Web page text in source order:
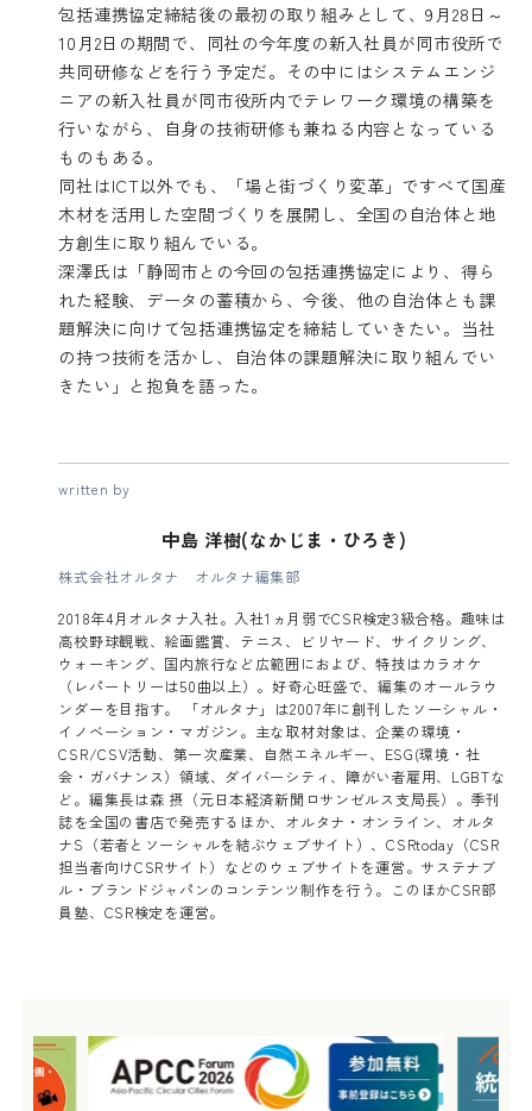
包括連携協定締結後の最初の取り組みとして、9月28日～
10月2日の期間で、同社の今年度の新入社員が同市役所で
共同研修などを行う予定だ。その中にはシステムエンジ
ニアの新入社員が同市役所内でテレワーク環境の構築を
行いながら、自身の技術研修も兼ねる内容となっている
ものもある。
同社はICT以外でも、「場と街づくり変革」ですべて国産
木材を活用した空間づくりを展開し、全国の自治体と地
方創生に取り組んでいる。
深澤氏は「静岡市との今回の包括連携協定により、得ら
れた経験、データの蓄積から、今後、他の自治体とも課
題解決に向けて包括連携協定を締結していきたい。当社
の持つ技術を活かし、自治体の課題解決に取り組んでい
きたい」と抱負を語った。
written by
中島 洋樹(なかじま・ひろき)
株式会社オルタナ オルタナ編集部
2018年4月オルタナ入社。入社1ヵ月弱でCSR検定3級合格。趣味は
高校野球観戦、絵画鑑賞、テニス、ビリヤード、サイクリング、
ウォーキング、国内旅行など広範囲におよび、特技はカラオケ
（レパートリーは50曲以上）。好奇心旺盛で、編集のオールラウ
ンダーを目指す。 「オルタナ」は2007年に創刊したソーシャル・
イノベーション・マガジン。主な取材対象は、企業の環境・
CSR/CSV活動、第一次産業、自然エネルギー、ESG(環境・社
会・ガバナンス）領域、ダイバーシティ、障がい者雇用、LGBTな
ど。編集長は森 摂（元日本経済新聞ロサンゼルス支局長）。季刊
誌を全国の書店で発売するほか、オルタナ・オンライン、オルタ
ナS（若者とソーシャルを結ぶウェブサイト）、CSRtoday（CSR
担当者向けCSRサイト）などのウェブサイトを運営。サステナブ
ル・ブランドジャパンのコンテンツ制作を行う。このほかCSR部
員塾、CSR検定を運営。